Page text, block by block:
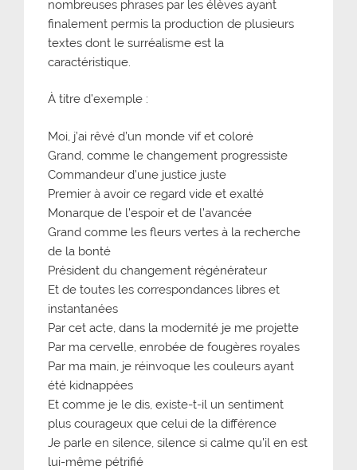
nombreuses phrases par les élèves ayant
finalement permis la production de plusieurs
textes dont le surréalisme est la
caractéristique.
À titre d’exemple :
Moi, j’ai rêvé d’un monde vif et coloré
Grand, comme le changement progressiste
Commandeur d’une justice juste
Premier à avoir ce regard vide et exalté
Monarque de l’espoir et de l’avancée
Grand comme les fleurs vertes à la recherche
de la bonté
Président du changement régénérateur
Et de toutes les correspondances libres et
instantanées
Par cet acte, dans la modernité je me projette
Par ma cervelle, enrobée de fougères royales
Par ma main, je réinvoque les couleurs ayant
été kidnappées
Et comme je le dis, existe-t-il un sentiment
plus courageux que celui de la différence
Je parle en silence, silence si calme qu’il en est
lui-même pétrifié